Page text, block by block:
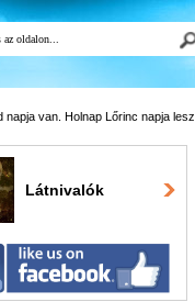
van. Holnap Lőrinc napja lesz.
Látnivalók